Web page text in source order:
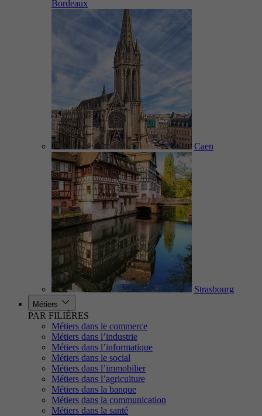
Bordeaux
Caen
Strasbourg
Métiers
PAR FILIÈRES
Métiers dans le commerce
Métiers dans l’industrie
Métiers dans l’informatique
Métiers dans le social
Métiers dans l’immobilier
Métiers dans l’agriculture
Métiers dans la banque
Métiers dans la communication
Métiers dans la santé